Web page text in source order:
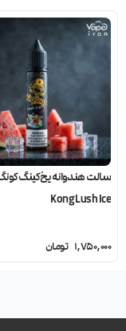
Kong Lush Ice
1,750,000 تومان